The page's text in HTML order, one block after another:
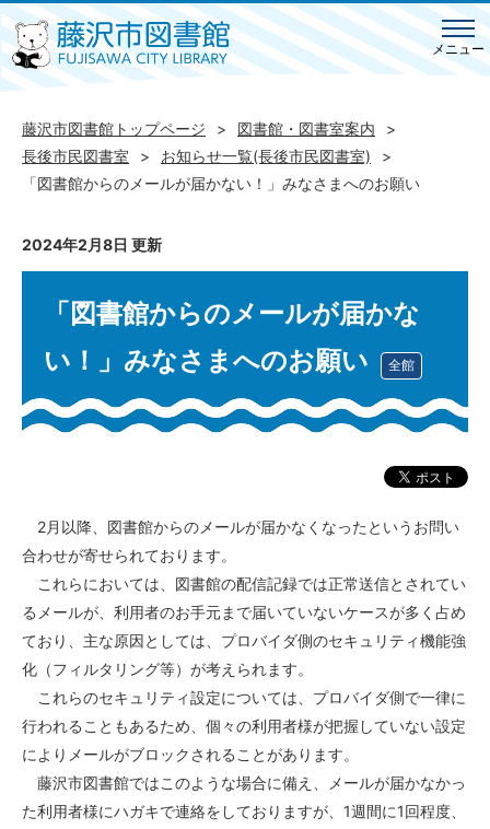
メニュー
藤沢市図書館トップページ
図書館・図書室案内
長後市民図書室
お知らせ一覧(長後市民図書室)
「図書館からのメールが届かない！」みなさまへのお願い
2024年2月8日 更新
「図書館からのメールが届かな
い！」みなさまへのお願い
全館
2月以降、図書館からのメールが届かなくなったというお問い
合わせが寄せられております。
これらにおいては、図書館の配信記録では正常送信とされてい
るメールが、利用者のお手元まで届いていないケースが多く占め
ており、主な原因としては、プロバイダ側のセキュリティ機能強
化（フィルタリング等）が考えられます。
これらのセキュリティ設定については、プロバイダ側で一律に
行われることもあるため、個々の利用者様が把握していない設定
によりメールがブロックされることがあります。
藤沢市図書館ではこのような場合に備え、メールが届かなかっ
た利用者様にハガキで連絡をしておりますが、1週間に1回程度、